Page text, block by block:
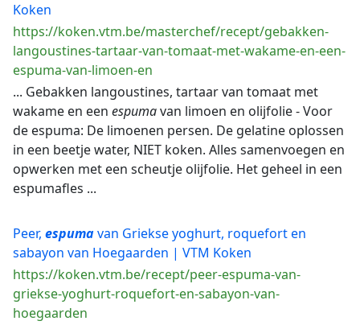
Koken
https://koken.vtm.be/masterchef/recept/gebakken-
langoustines-tartaar-van-tomaat-met-wakame-en-een-
espuma-van-limoen-en
... Gebakken langoustines, tartaar van tomaat met
wakame en een espumavan limoen en olijfolie - Voor
de espuma: De limoenen persen. De gelatine oplossen
in een beetje water, NIET koken. Alles samenvoegen en
opwerken met een scheutje olijfolie. Het geheel in een
espumafles ...
Peer, espumavan Griekse yoghurt, roquefort en
sabayon van Hoegaarden | VTM Koken
https://koken.vtm.be/recept/peer-espuma-van-
griekse-yoghurt-roquefort-en-sabayon-van-
hoegaarden